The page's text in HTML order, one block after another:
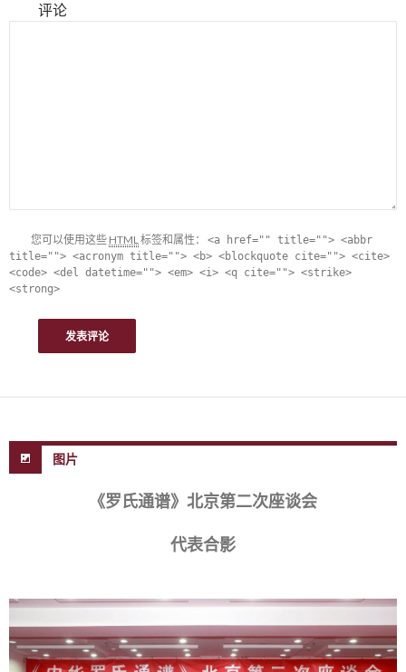
评论
您可以使用这些 HTML标签和属性： <a href="" title=""> <abbr
title=""> <acronym title=""> <b> <blockquote cite=""> <cite>
<code> <del datetime=""> <em> <i> <q cite=""> <strike>
<strong>
图片
《罗氏通谱》北京第二次座谈会
代表合影